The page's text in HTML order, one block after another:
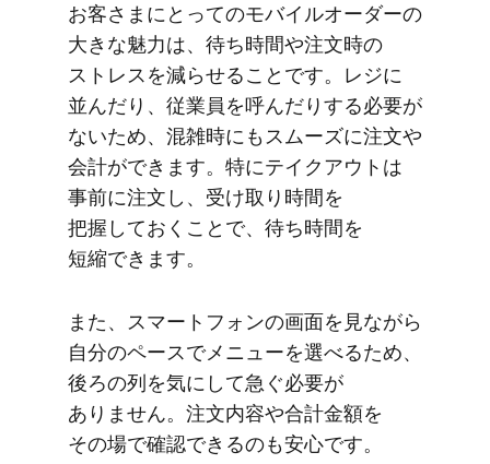
お客さまに​とっての​モバイルオーダーの​
大きな​魅力は、​待ち​時間や​注文時の​
ストレスを​減らせる​ことです。​レジに​
並んだり、​従業員を​呼んだりする​必要が​
ないため、​混雑時にも​スムーズに​注文や​
会計が​できます。​特に​テイクアウトは​
事前に​注文し、​受け取り時間を​
把握しておく​ことで、​待ち時間を​
短縮できます。
また、​スマートフォンの​画面を​見ながら​
自分の​ペースで​メニューを​選べる​ため、​
後ろの​列を​気に​して​急ぐ​必要が​
ありません。​注文内容や​合計金額を​
その場で​確認できるのも​安心です。